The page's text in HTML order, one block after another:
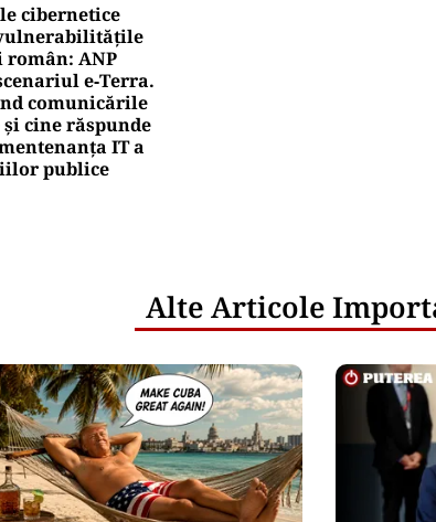
cibernetice
ANP
e‑Terra.
comunicările
cine răspunde
IT a
publice
Alte Articole